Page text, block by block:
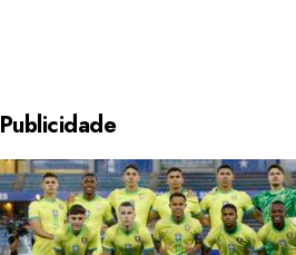
Publicidade